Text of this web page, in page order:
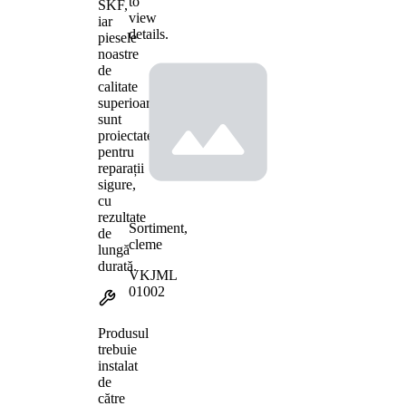
SKF,
iar
piesele
noastre
de
calitate
superioară
sunt
proiectate
pentru
reparații
sigure,
cu
rezultate
de
lungă
durată.
Produsul
trebuie
instalat
de
către
view
details.
Sortiment,
cleme
VKJML
01002